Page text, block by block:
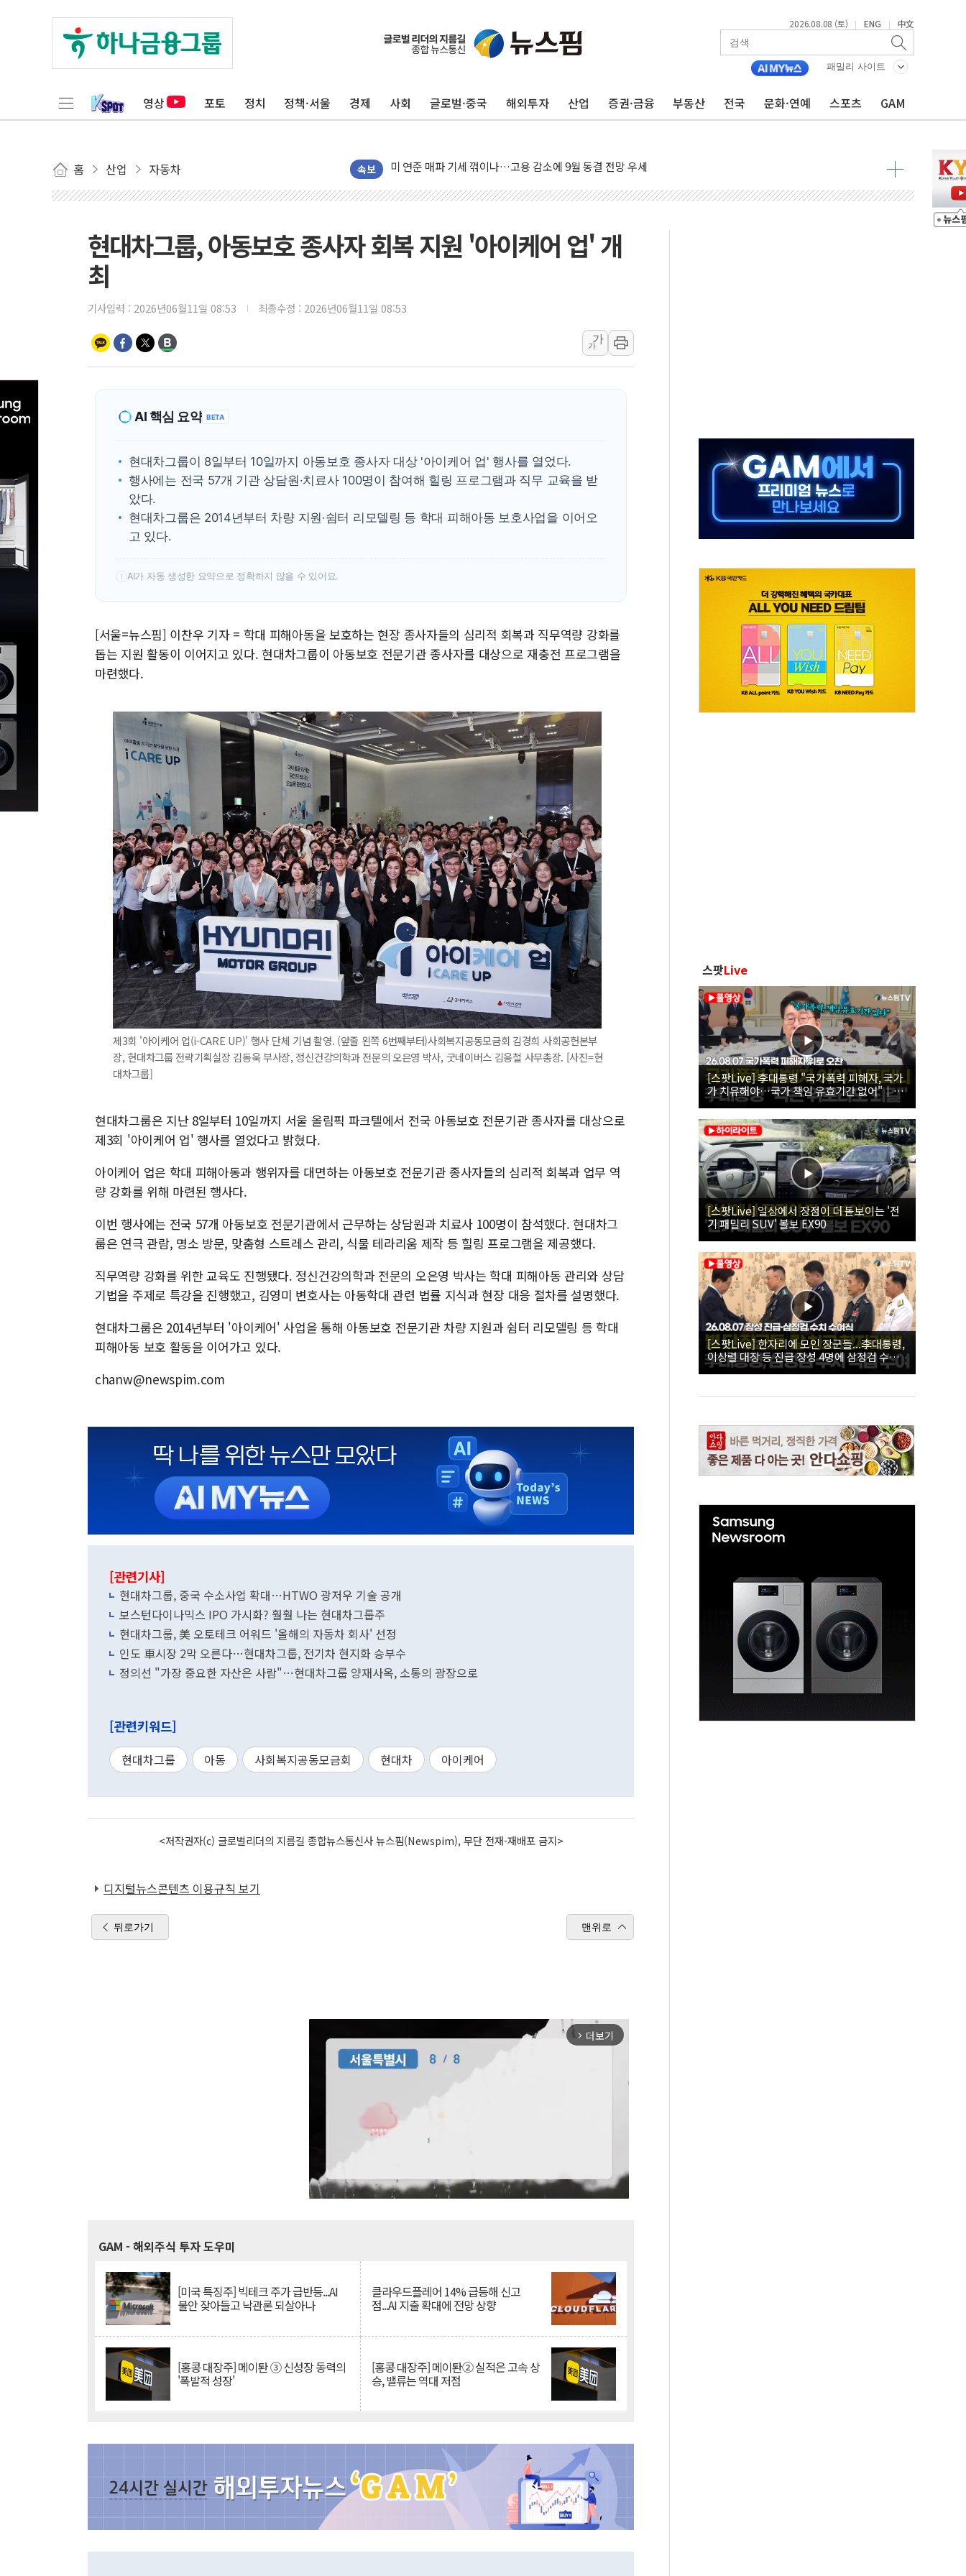
2026.08.08 (토) | ENG | 中文
패밀리 사이트
영상 포토 정치 정책·서울 경제 사회 글로벌·중국 해외투자 산업 증권·금융 부동산 전국 문화·연예 스포츠 GAM
홈 산업 자동차 속보
민주, 오늘 제주·인천 경선 결과 발표...'김민석 재역전 vs 정청래 격차 확대'
한상협, 업계 개인정보 보안 새판 짠다…'자율규제단체' 타진
트럼프, 쿡 연준 이사 해임 재추진…"26일까지 의혹 소명" 요구
유럽증시, 美 고용 예상 밖 부진에 연준 금리 인상 가능성 낮아지며 상승… STOXX 600 지수는 나흘 연속 최고치
[종합] 이슬람 수니파 3국, '공동방위협정' 체결… 이스라엘·이란 위협에 맞설 자체 억지력 강화
트럼프, 백신·자폐증 행정명령 검토…"이르면 다음 주"
이란 핵심 원유 수출항 '하르그섬', 최근 1주일 이상 '올스톱'… 美 해상봉쇄 영향
美 고용 쇼크에 엔화 장중 급등…시장은 "또 개입했나" 촉각
[사진] 이슬람 수니파 3개국, 공동방위협정 체결
뉴욕증시 개장 전 특징주...아틀라시안·클라우드플레어·태양광주↑ VS 트레이드데스크·웬디스↓
현대차그룹, 아동보호 종사자 회복 지원 '아이케어 업' 개
최
기사입력 : 2026년06월11일 08:53 최종수정 : 2026년06월11일 08:53
가
가
AI 핵심 요약 BETA
현대차그룹이 8일부터 10일까지 아동보호 종사자 대상 '아이케어 업' 행사를 열었다.
행사에는 전국 57개 기관 상담원·치료사 100명이 참여해 힐링 프로그램과 직무 교육을 받
았다.
현대차그룹은 2014년부터 차량 지원·쉼터 리모델링 등 학대 피해아동 보호사업을 이어오
고 있다.
! AI가 자동 생성한 요약으로 정확하지 않을 수 있어요.
[서울=뉴스핌] 이찬우 기자 = 학대 피해아동을 보호하는 현장 종사자들의 심리적 회복과 직무역량 강화를
돕는 지원 활동이 이어지고 있다. 현대차그룹이 아동보호 전문기관 종사자를 대상으로 재충전 프로그램을
마련했다.
제3회 '아이케어 업(i-CARE UP)' 행사 단체 기념 촬영. (앞줄 왼쪽 6번째부터)사회복지공동모금회 김경희 사회공헌본부
장, 현대차그룹 전략기획실장 김동욱 부사장, 정신건강의학과 전문의 오은영 박사, 굿네이버스 김웅철 사무총장. [사진=현
대차그룹]
현대차그룹은 지난 8일부터 10일까지 서울 올림픽 파크텔에서 전국 아동보호 전문기관 종사자를 대상으로
제3회 '아이케어 업' 행사를 열었다고 밝혔다.
아이케어 업은 학대 피해아동과 행위자를 대면하는 아동보호 전문기관 종사자들의 심리적 회복과 업무 역
량 강화를 위해 마련된 행사다.
이번 행사에는 전국 57개 아동보호 전문기관에서 근무하는 상담원과 치료사 100명이 참석했다. 현대차그
룹은 연극 관람, 명소 방문, 맞춤형 스트레스 관리, 식물 테라리움 제작 등 힐링 프로그램을 제공했다.
직무역량 강화를 위한 교육도 진행됐다. 정신건강의학과 전문의 오은영 박사는 학대 피해아동 관리와 상담
기법을 주제로 특강을 진행했고, 김영미 변호사는 아동학대 관련 법률 지식과 현장 대응 절차를 설명했다.
현대차그룹은 2014년부터 '아이케어' 사업을 통해 아동보호 전문기관 차량 지원과 쉼터 리모델링 등 학대
피해아동 보호 활동을 이어가고 있다.
chanw@newspim.com
[관련기사]
현대차그룹, 중국 수소사업 확대…HTWO 광저우 기술 공개
보스턴다이나믹스 IPO 가시화? 훨훨 나는 현대차그룹주
현대차그룹, 美 오토테크 어워드 '올해의 자동차 회사' 선정
인도 車시장 2막 오른다…현대차그룹, 전기차 현지화 승부수
정의선 "가장 중요한 자산은 사람"…현대차그룹 양재사옥, 소통의 광장으로
[관련키워드]
현대차그룹 아동 사회복지공동모금회 현대차 아이케어
<저작권자(c) 글로벌리더의 지름길 종합뉴스통신사 뉴스핌(Newspim), 무단 전재-재배포 금지>
디지털뉴스콘텐츠 이용규칙 보기
뒤로가기 맨위로
arrow_forward_ios 더보기
GAM - 해외주식 투자 도우미
[미국 특징주] 빅테크 주가 급반등...AI
불안 잦아들고 낙관론 되살아나
클라우드플레어 14% 급등해 신고
점...AI 지출 확대에 전망 상향
[홍콩 대장주] 메이퇀 ③ 신성장 동력의
'폭발적 성장'
[홍콩 대장주] 메이퇀② 실적은 고속 상
승, 밸류는 역대 저점
스팟Live
[스팟Live] 李대통령 "국가폭력 피해자, 국가
가 치유해야…국가 책임 유효기간 없어"｜
26.08.07 국가폭력 피해자 위로 오찬
[스팟Live] 일상에서 장점이 더 돋보이는 '전
기 패밀리 SUV' 볼보 EX90
[스팟Live] 한자리에 모인 장군들...李대통령,
이상렬 대장 등 진급 장성 4명에 삼정검 수치
직접 수여｜26.08.07 장성 진급·삼정검 수치